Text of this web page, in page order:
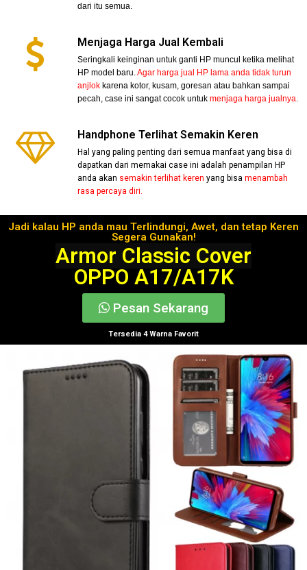
dari itu semua.
Menjaga Harga Jual Kembali
Seringkali keinginan untuk ganti HP muncul ketika melihat
HP model baru.Agar harga jual HP lama anda tidak turun
anjlok karena kotor, kusam, goresan atau bahkan sampai
pecah, case ini sangat cocok untukmenjaga harga jualnya.
Handphone Terlihat Semakin Keren
Hal yang paling penting dari semua manfaat yang bisa di
dapatkan dari memakai case ini adalah penampilan HP
anda akan semakin terlihat keren yang bisamenambah
rasa percaya diri.
Jadi kalau HP anda mau Terlindungi, Awet, dan tetap Keren
Segera Gunakan!
Armor Classic Cover
OPPO A17/A17K
Pesan Sekarang
Tersedia 4 Warna Favorit